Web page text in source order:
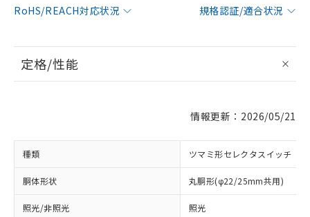
RoHS/REACH対応状況
規格認証/適合状況
定格/性能
情報更新：2026/05/21
種類 ツマミ形セレクタスイッチ
胴体形状 丸胴形(φ22/25mm共用)
照光/非照光 照光